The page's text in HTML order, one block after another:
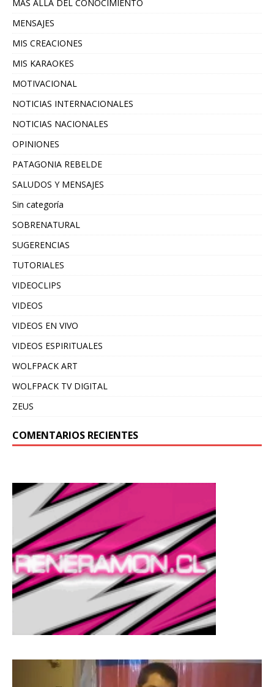
MAS ALLA DEL CONOCIMIENTO
MENSAJES
MIS CREACIONES
MIS KARAOKES
MOTIVACIONAL
NOTICIAS INTERNACIONALES
NOTICIAS NACIONALES
OPINIONES
PATAGONIA REBELDE
SALUDOS Y MENSAJES
Sin categoría
SOBRENATURAL
SUGERENCIAS
TUTORIALES
VIDEOCLIPS
VIDEOS
VIDEOS EN VIVO
VIDEOS ESPIRITUALES
WOLFPACK ART
WOLFPACK TV DIGITAL
ZEUS
COMENTARIOS RECIENTES